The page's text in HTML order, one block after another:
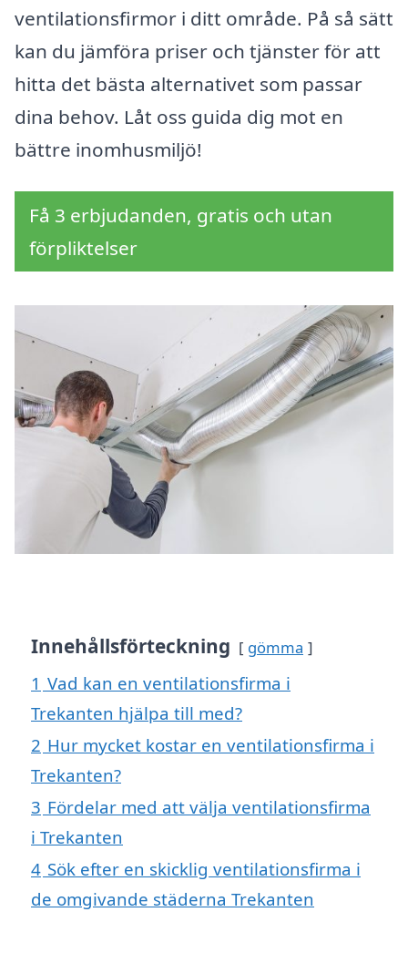
ventilationsfirmor i ditt område. På så sätt
kan du jämföra priser och tjänster för att
hitta det bästa alternativet som passar
dina behov. Låt oss guida dig mot en
bättre inomhusmiljö!
Få 3 erbjudanden, gratis och utan
förpliktelser
Innehållsförteckning gömma
1 Vad kan en ventilationsfirma i
Trekanten hjälpa till med?
2 Hur mycket kostar en ventilationsfirma i
Trekanten?
3 Fördelar med att välja ventilationsfirma
i Trekanten
4 Sök efter en skicklig ventilationsfirma i
de omgivande städerna Trekanten